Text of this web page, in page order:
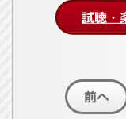
試聴・
前へ